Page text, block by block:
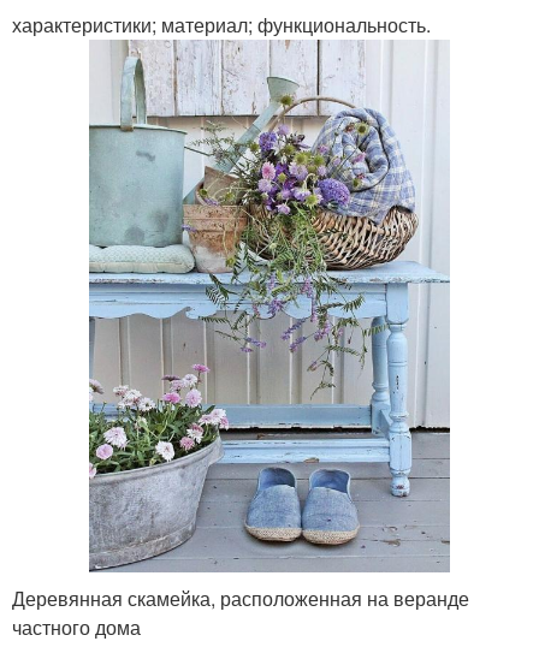
характеристики; материал; функциональность.
Деревянная скамейка, расположенная на веранде
частного дома